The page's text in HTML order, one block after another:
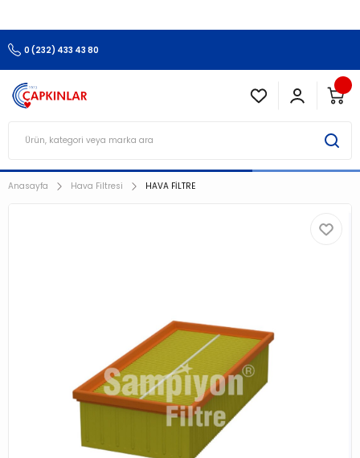
0 (232) 433 43 80
Anasayfa Hava Filtresi HAVA FİLTRE